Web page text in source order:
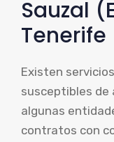
Sauzal
Tenerife
Existen
susceptibles de
algunas
contratos con